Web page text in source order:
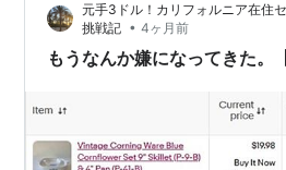
ージセールに行って参りました！
く、とてつもなくガレージ…
元手3ドル！カリフォルニア在住
挑戦記 • 4ヶ月前
もうなんか嫌になってきた。